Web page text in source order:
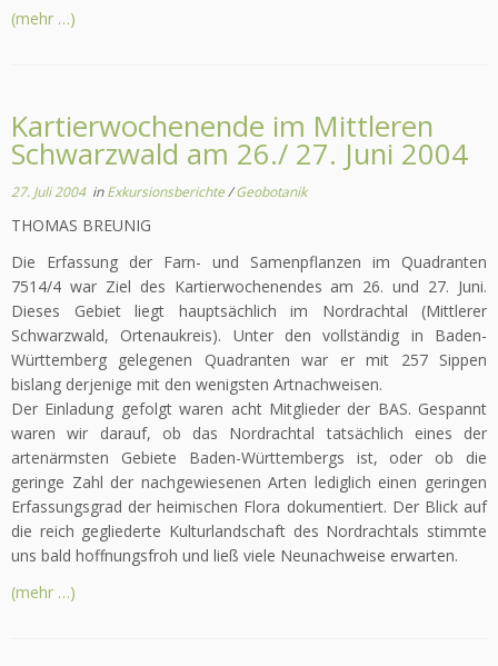
(mehr …)
Kartierwochenende im Mittleren
Schwarzwald am 26./ 27. Juni 2004
27. Juli 2004inExkursionsberichte/Geobotanik
THOMAS BREUNIG
Die Erfassung der Farn- und Samenpflanzen im Quadranten
7514/4 war Ziel des Kartierwochenendes am 26. und 27. Juni.
Dieses Gebiet liegt hauptsächlich im Nordrachtal (Mittlerer
Schwarzwald, Ortenaukreis). Unter den vollständig in Baden-
Württemberg gelegenen Quadranten war er mit 257 Sippen
bislang derjenige mit den wenigsten Artnachweisen.
Der Einladung gefolgt waren acht Mitglieder der BAS. Gespannt
waren wir darauf, ob das Nordrachtal tatsächlich eines der
artenärmsten Gebiete Baden-Württembergs ist, oder ob die
geringe Zahl der nachgewiesenen Arten lediglich einen geringen
Erfassungsgrad der heimischen Flora dokumentiert. Der Blick auf
die reich gegliederte Kulturlandschaft des Nordrachtals stimmte
uns bald hoffnungsfroh und ließ viele Neunachweise erwarten.
(mehr …)